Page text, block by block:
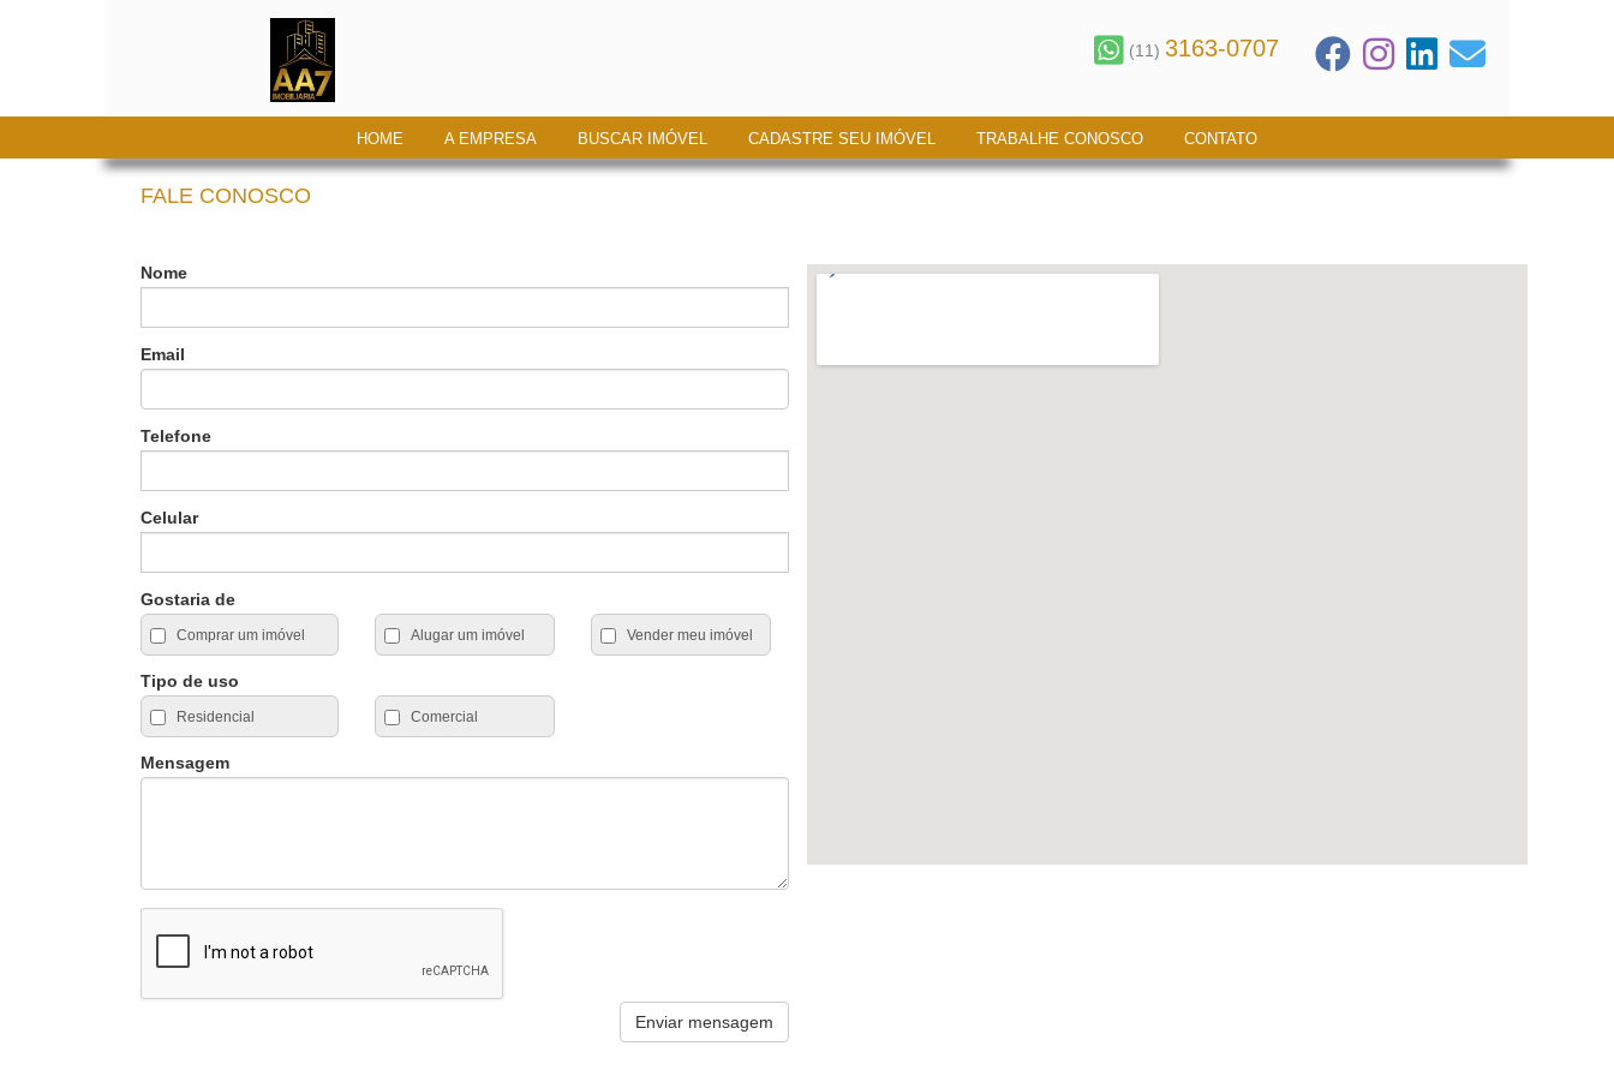
(11) 3163-0707
HOME A EMPRESA BUSCAR IMÓVEL CADASTRE SEU IMÓVEL TRABALHE CONOSCO CONTATO
FALE CONOSCO
Nome
Email
Telefone
Celular
Gostaria de
Comprar um imóvel Alugar um imóvel Vender meu imóvel
Tipo de uso
Residencial Comercial
Mensagem